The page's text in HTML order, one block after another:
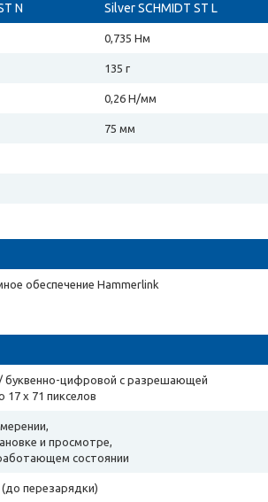
N Silver SCHMIDT ST L
0,735 Нм
135 г
0,26 Н/мм
75 мм
обеспечение Hammerlink
буквенно-цифровой с разрешающей
17 х 71 пикселов
и просмотре,
состоянии
перезарядки)